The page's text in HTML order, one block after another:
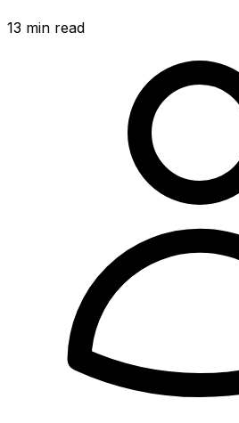
13 min read